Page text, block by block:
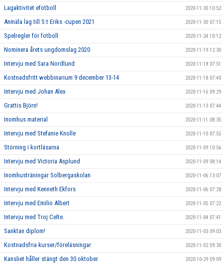
Lagaktivitet efotboll 2020-11-30 10:52
Anmäla lag till S:t Eriks -cupen 2021 2020-11-30 07:15
Spelregler för fotboll 2020-11-24 10:12
Nominera årets ungdomslag 2020 2020-11-19 12:30
Intervju med Sara Nordlund 2020-11-18 07:51
Kostnadsfritt webbinarium 9 december 13-14 2020-11-18 07:40
Intervju med Johan Alex 2020-11-16 09:29
Grattis Björn! 2020-11-13 07:44
Inomhus material 2020-11-11 08:35
Intervju med Stefanie Knolle 2020-11-10 07:55
Störning i kortläsarna 2020-11-09 10:56
Intervju med Victoria Asplund 2020-11-09 08:14
Inomhusträningar Solbergaskolan 2020-11-06 13:07
Intervju med Kenneth Ekfors 2020-11-06 07:28
Intervju med Emilio Albert 2020-11-05 07:22
Intervju med Troj Celte. 2020-11-04 07:41
Sanktan diplom! 2020-11-03 09:03
Kostnadsfria kurser/föreläsningar 2020-11-02 09:30
Kansliet håller stängt den 30 oktober 2020-10-29 09:09